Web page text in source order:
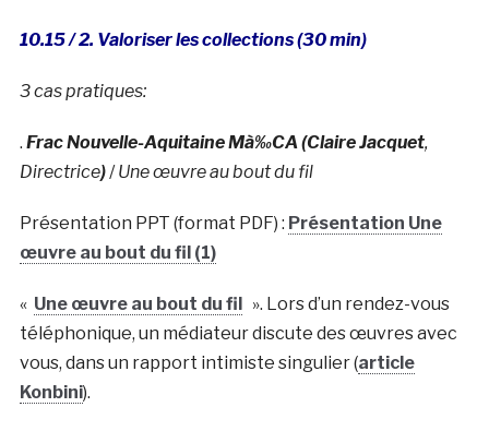
10.15 / 2. Valoriser les collections(30 min)
3 cas pratiques:
. Frac Nouvelle-Aquitaine Mà‰CA (Claire Jacquet,
Directrice)/Une œuvre au bout du fil
Présentation PPT (format PDF) : Présentation Une
œuvre au bout du fil (1)
« Une œuvre au bout du fil». Lors d’un rendez-vous
téléphonique, un médiateur discute des œuvres avec
vous, dans un rapport intimiste singulier (article
Konbini).